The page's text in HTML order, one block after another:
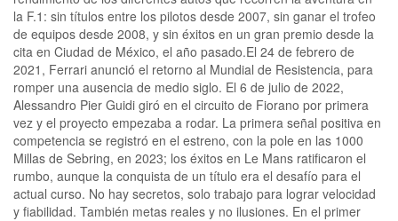
la F.1: sin títulos entre los pilotos desde 2007, sin ganar el trofeo
de equipos desde 2008, y sin éxitos en un gran premio desde la
cita en Ciudad de México, el año pasado.El 24 de febrero de
2021, Ferrari anunció el retorno al Mundial de Resistencia, para
romper una ausencia de medio siglo. El 6 de julio de 2022,
Alessandro Pier Guidi giró en el circuito de Fiorano por primera
vez y el proyecto empezaba a rodar. La primera señal positiva en
competencia se registró en el estreno, con la pole en las 1000
Millas de Sebring, en 2023; los éxitos en Le Mans ratificaron el
rumbo, aunque la conquista de un título era el desafío para el
actual curso. No hay secretos, solo trabajo para lograr velocidad
y fiabilidad. También metas reales y no ilusiones. En el primer